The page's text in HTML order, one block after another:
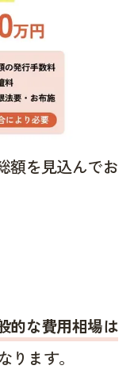
額を見込んでお
的な費用相場は
ります。